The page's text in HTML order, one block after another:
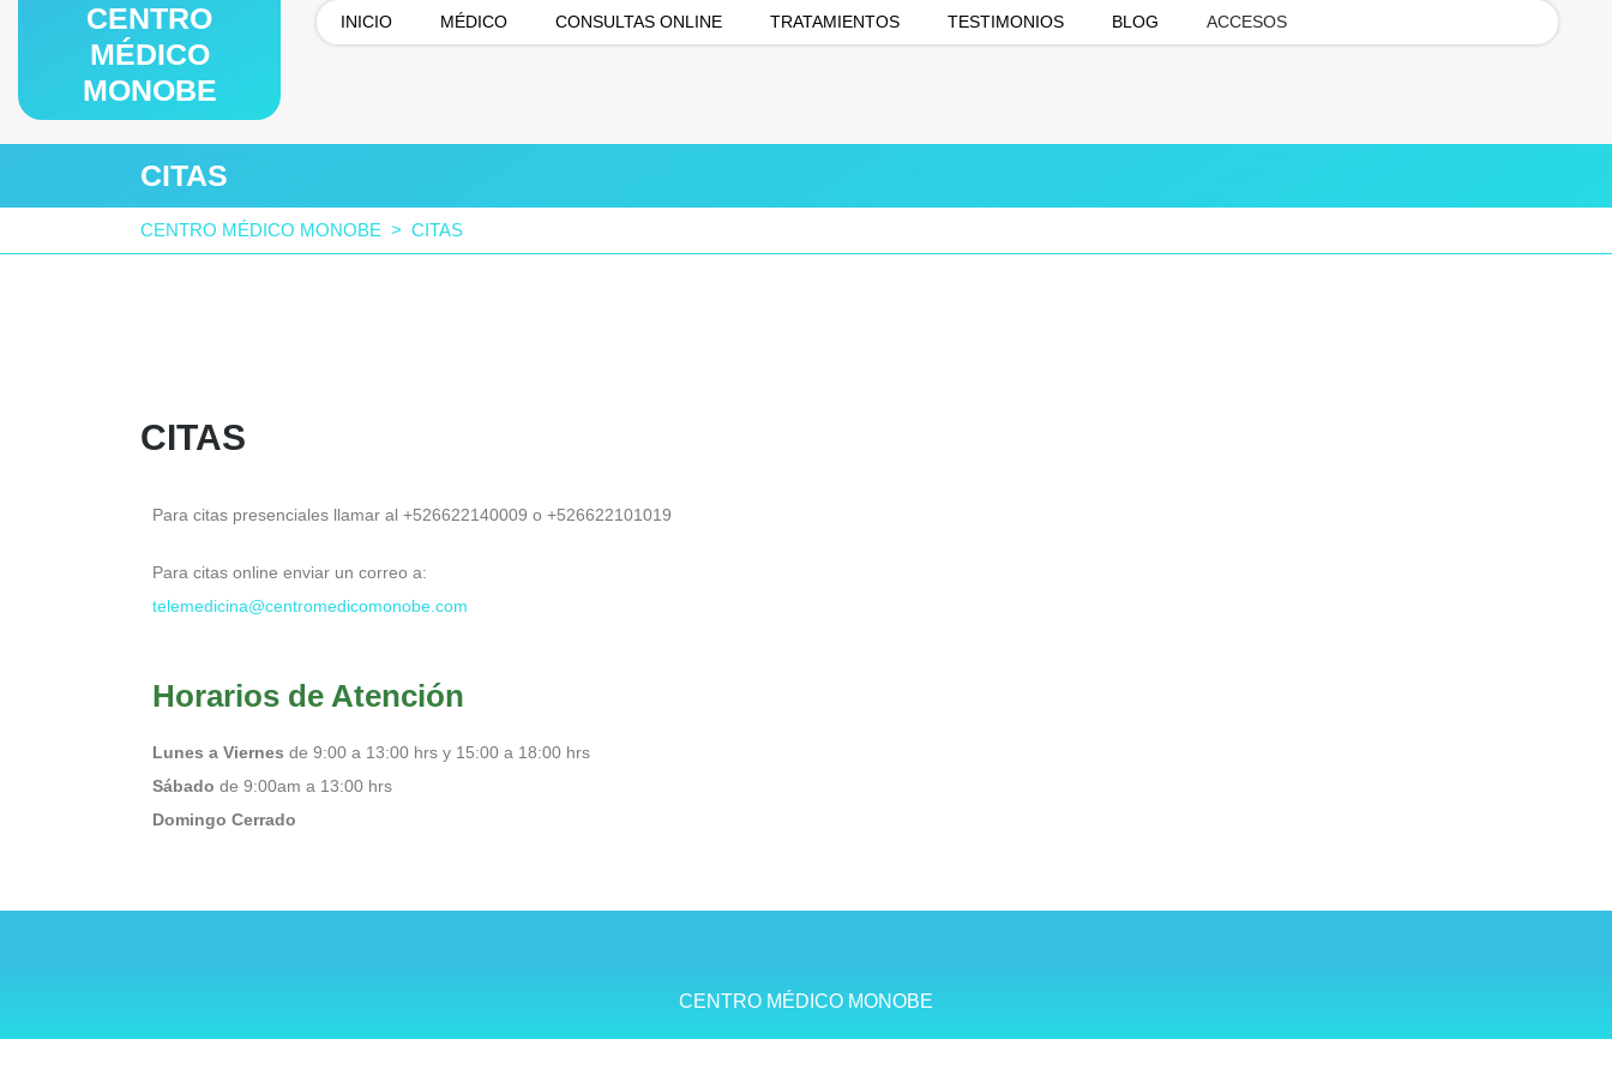
CENTRO
MÉDICO
MONOBE
INICIO MÉDICO CONSULTAS ONLINE TRATAMIENTOS TESTIMONIOS BLOG ACCESOS
CITAS
CENTRO MÉDICO MONOBE > CITAS
CITAS
Para citas presenciales llamar al +526622140009 o +526622101019
Para citas online enviar un correo a:
telemedicina@centromedicomonobe.com
Horarios de Atención
Lunes a Viernes de 9:00 a 13:00 hrs y 15:00 a 18:00 hrs
Sábado de 9:00am a 13:00 hrs
Domingo Cerrado
CENTRO MÉDICO MONOBE